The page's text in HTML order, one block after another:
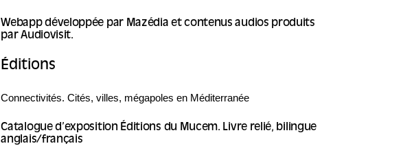
Webapp développée par Mazédia et contenus audios produits
par Audiovisit.
Éditions
Connectivités. Cités, villes, mégapoles en Méditerranée
Catalogue d’exposition Éditions du Mucem. Livre relié, bilingue
anglais/français